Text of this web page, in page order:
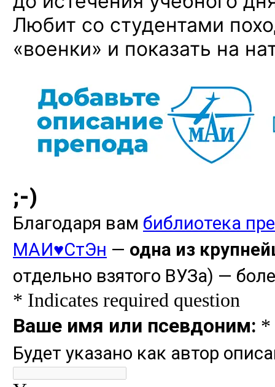
Любит со студентами
«военки» и показать на